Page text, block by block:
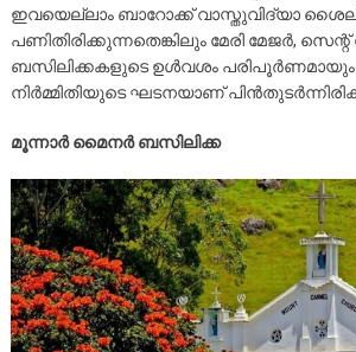
ഇവയെല്ലാം ബാറോക്ക് വാസ്തുവിദ്യാ
പണിതിരിക്കുന്നതെങ്കിലും മേരി മേജര്‍,
ബസിലിക്കകളുടെ ഉള്‍വശം പരിപൂര്‍ണമായും
നിര്‍മ്മിതിയുടെ ഘടനയാണ്
മൂന്നാര്‍ മൈനര്‍ ബസിലിക്ക